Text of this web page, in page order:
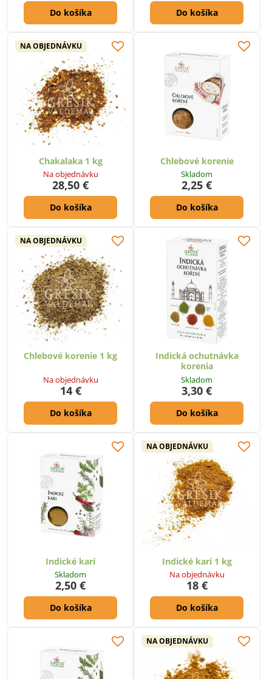
Do košíka Do košíka
NA OBJEDNÁVKU
Chakalaka 1 kg
Na objednávku
28,50 €
Do košíka
Chlebové korenie
Skladom
2,25 €
Do košíka
NA OBJEDNÁVKU
Chlebové korenie 1 kg
Na objednávku
14 €
Do košíka
Indická ochutnávka
korenia
Skladom
3,30 €
Do košíka
Indické karí
Skladom
2,50 €
Do košíka
NA OBJEDNÁVKU
Indické karí 1 kg
Na objednávku
18 €
Do košíka
NA OBJEDNÁVKU